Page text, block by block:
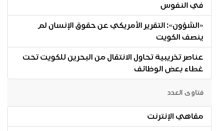
في النفوس
«الشؤون»: التقرير الأمريكي عن حقوق الإنسان لم
ينصف الكويت
عناصر تخريبية تحاول الانتقال من البحرين للكويت تحت
غطاء بعض الوظائف
فتاوى العدد
مقاهي الإنترنت